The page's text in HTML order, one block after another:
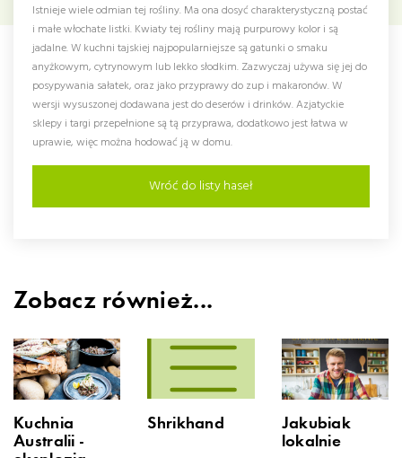
Istnieje wiele odmian tej rośliny. Ma ona dosyć charakterystyczną postać
i małe włochate listki. Kwiaty tej rośliny mają purpurowy kolor i są
jadalne. W kuchni tajskiej najpopularniejsze są gatunki o smaku
anyżkowym, cytrynowym lub lekko słodkim. Zazwyczaj używa się jej do
posypywania sałatek, oraz jako przyprawy do zup i makaronów. W
wersji wysuszonej dodawana jest do deserów i drinków. Azjatyckie
sklepy i targi przepełnione są tą przyprawa, dodatkowo jest łatwa w
uprawie, więc można hodować ją w domu.
Wróć do listy haseł
Zobacz również...
Kuchnia
Australii -
Shrikhand
Jakubiak
lokalnie